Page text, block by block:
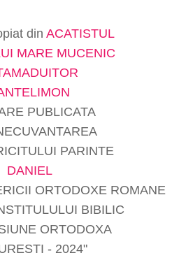
din ACATISTUL
MARE MUCENIC
PUBLICATA
PARINTE
DANIEL
ORTODOXE ROMANE
BIBILIC
ORTODOXA
- 2024"